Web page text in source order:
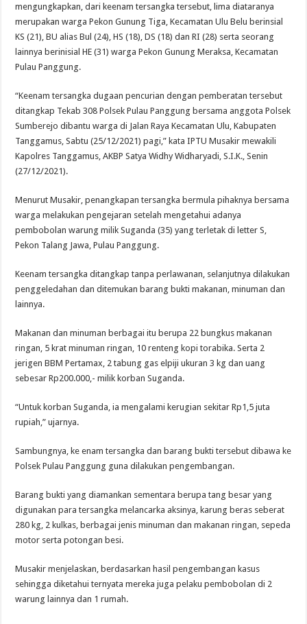
mengungkapkan, dari keenam tersangka tersebut, lima diataranya
merupakan warga Pekon Gunung Tiga, Kecamatan Ulu Belu berinsial
KS (21), BU alias Bul (24), HS (18), DS (18) dan RI (28) serta seorang
lainnya berinisial HE (31) warga Pekon Gunung Meraksa, Kecamatan
Pulau Panggung.
“Keenam tersangka dugaan pencurian dengan pemberatan tersebut
ditangkap Tekab 308 Polsek Pulau Panggung bersama anggota Polsek
Sumberejo dibantu warga di Jalan Raya Kecamatan Ulu, Kabupaten
Tanggamus, Sabtu (25/12/2021) pagi,” kata IPTU Musakir mewakili
Kapolres Tanggamus, AKBP Satya Widhy Widharyadi, S.I.K., Senin
(27/12/2021).
Menurut Musakir, penangkapan tersangka bermula pihaknya bersama
warga melakukan pengejaran setelah mengetahui adanya
pembobolan warung milik Suganda (35) yang terletak di letter S,
Pekon Talang Jawa, Pulau Panggung.
Keenam tersangka ditangkap tanpa perlawanan, selanjutnya dilakukan
penggeledahan dan ditemukan barang bukti makanan, minuman dan
lainnya.
Makanan dan minuman berbagai itu berupa 22 bungkus makanan
ringan, 5 krat minuman ringan, 10 renteng kopi torabika. Serta 2
jerigen BBM Pertamax, 2 tabung gas elpiji ukuran 3 kg dan uang
sebesar Rp200.000,- milik korban Suganda.
“Untuk korban Suganda, ia mengalami kerugian sekitar Rp1,5 juta
rupiah,” ujarnya.
Sambungnya, ke enam tersangka dan barang bukti tersebut dibawa ke
Polsek Pulau Panggung guna dilakukan pengembangan.
Barang bukti yang diamankan sementara berupa tang besar yang
digunakan para tersangka melancarka aksinya, karung beras seberat
280 kg, 2 kulkas, berbagai jenis minuman dan makanan ringan, sepeda
motor serta potongan besi.
Musakir menjelaskan, berdasarkan hasil pengembangan kasus
sehingga diketahui ternyata mereka juga pelaku pembobolan di 2
warung lainnya dan 1 rumah.